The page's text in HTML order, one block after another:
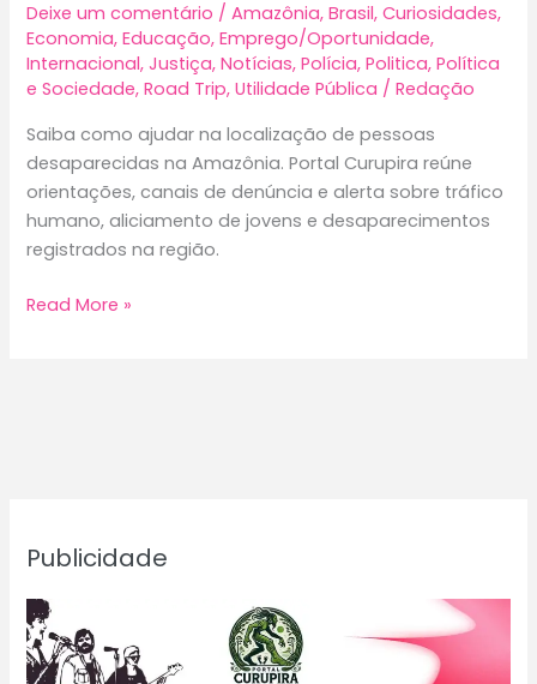
Publicidade
Deixe um comentário /Amazônia,Brasil,Curiosidades,
Economia,Educação,Emprego/Oportunidade,
Internacional,Justiça,Notícias,Polícia,Politica,Política
e Sociedade,Road Trip,Utilidade Pública /Redação
Saiba como ajudar na localização de pessoas
desaparecidas na Amazônia. Portal Curupira reúne
orientações, canais de denúncia e alerta sobre tráfico
humano, aliciamento de jovens e desaparecimentos
registrados na região.
Pessoas
de
Read More »